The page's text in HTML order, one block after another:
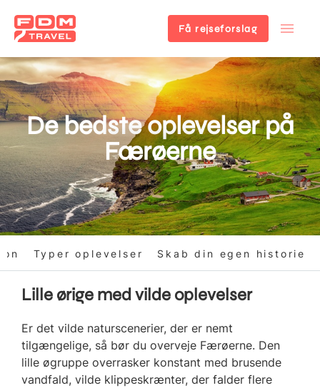
Gå
til
hovedindhold
Få rejseforslag
De bedste oplevelser på
Færøerne
Typer oplevelser Skab din egen historie
Lille ørige med vilde oplevelser
Er det vilde naturscenerier, der er nemt
tilgængelige, så bør du overveje Færøerne. Den
lille øgruppe overrasker konstant med brusende
vandfald, vilde klippeskrænter, der falder flere